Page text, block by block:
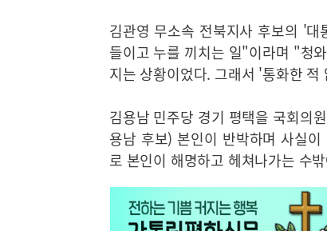
김관영 무소속 전북지사 후보의 '
들이고 누를 끼치는 일"이라며 "청
지는 상황이었다. 그래서 '통화한
김용남 민주당 경기 평택을 국회의
용남 후보) 본인이 반박하며 사실
로 본인이 해명하고 헤쳐나가는 수